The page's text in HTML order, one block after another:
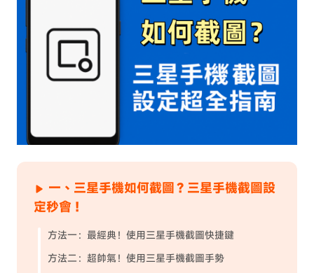
一、三星手機如何截圖？三星手機截圖設
定秒會！
方法一：最經典！使用三星手機截圖快捷鍵
方法二：超帥氣！使用三星手機截圖手勢